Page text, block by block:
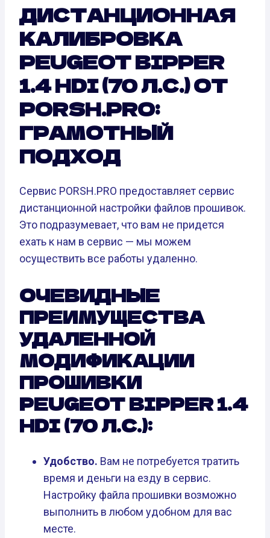
ДИСТАНЦИОННАЯ
КАЛИБРОВКА
PEUGEOT BIPPER
1.4 HDI (70 Л.С.) ОТ
PORSH.PRO:
ГРАМОТНЫЙ
ПОДХОД
Сервис PORSH.PRO предоставляет сервис
дистанционной настройки файлов прошивок.
Это подразумевает, что вам не придется
ехать к нам в сервис — мы можем
осуществить все работы удаленно.
ОЧЕВИДНЫЕ
ПРЕИМУЩЕСТВА
УДАЛЕННОЙ
МОДИФИКАЦИИ
ПРОШИВКИ
PEUGEOT BIPPER 1.4
HDI (70 Л.С.):
Удобство. Вам не потребуется тратить
время и деньги на езду в сервис.
Настройку файла прошивки возможно
выполнить в любом удобном для вас
месте.